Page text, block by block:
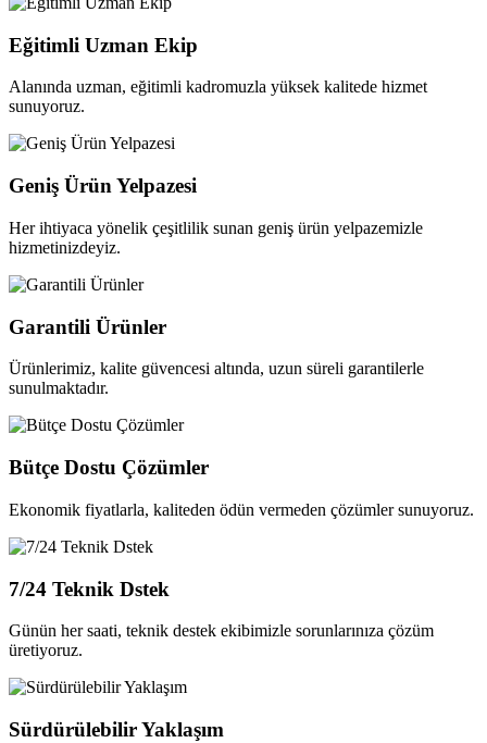
Eğitimli Uzman Ekip
Alanında uzman, eğitimli kadromuzla yüksek kalitede hizmet
sunuyoruz.
Geniş Ürün Yelpazesi
Her ihtiyaca yönelik çeşitlilik sunan geniş ürün yelpazemizle
hizmetinizdeyiz.
Garantili Ürünler
Ürünlerimiz, kalite güvencesi altında, uzun süreli garantilerle
sunulmaktadır.
Bütçe Dostu Çözümler
Ekonomik fiyatlarla, kaliteden ödün vermeden çözümler sunuyoruz.
7/24 Teknik Dstek
Günün her saati, teknik destek ekibimizle sorunlarınıza çözüm
üretiyoruz.
Sürdürülebilir Yaklaşım